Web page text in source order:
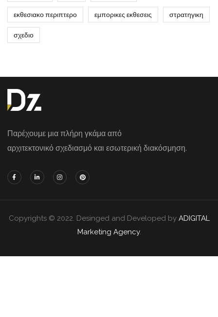
εκθεσιακο περιπτερο
εμπορικες εκθεσεις
στρατηγικη
σχεδιο
Παρέχουμε μια πλήρη γκάμα από
αρχιτεκτονικό σχεδιασμό και εσωτερική διακόσμηση.
Copyrights © 2022. Desinged and Developed by ADIGITAL
Marketing Agency.